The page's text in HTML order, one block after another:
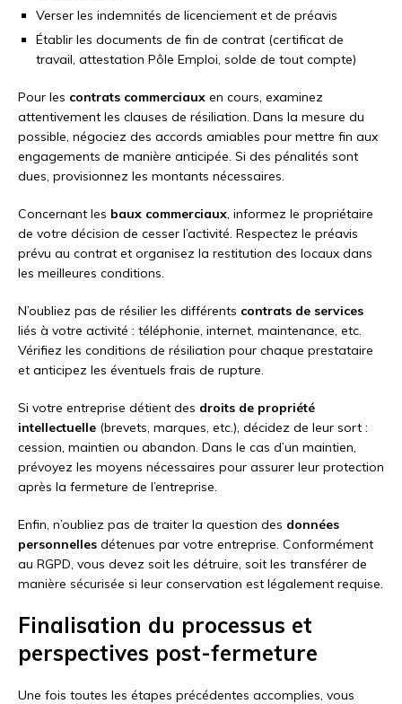
Verser les indemnités de licenciement et de préavis
Établir les documents de fin de contrat (certificat de
travail, attestation Pôle Emploi, solde de tout compte)
Pour les contrats commerciaux en cours, examinez
attentivement les clauses de résiliation. Dans la mesure du
possible, négociez des accords amiables pour mettre fin aux
engagements de manière anticipée. Si des pénalités sont
dues, provisionnez les montants nécessaires.
Concernant les baux commerciaux, informez le propriétaire
de votre décision de cesser l’activité. Respectez le préavis
prévu au contrat et organisez la restitution des locaux dans
les meilleures conditions.
N’oubliez pas de résilier les différents contrats de services
liés à votre activité : téléphonie, internet, maintenance, etc.
Vérifiez les conditions de résiliation pour chaque prestataire
et anticipez les éventuels frais de rupture.
Si votre entreprise détient des droits de propriété
intellectuelle (brevets, marques, etc.), décidez de leur sort :
cession, maintien ou abandon. Dans le cas d’un maintien,
prévoyez les moyens nécessaires pour assurer leur protection
après la fermeture de l’entreprise.
Enfin, n’oubliez pas de traiter la question des données
personnelles détenues par votre entreprise. Conformément
au RGPD, vous devez soit les détruire, soit les transférer de
manière sécurisée si leur conservation est légalement requise.
Finalisation du processus et
perspectives post-fermeture
Une fois toutes les étapes précédentes accomplies, vous